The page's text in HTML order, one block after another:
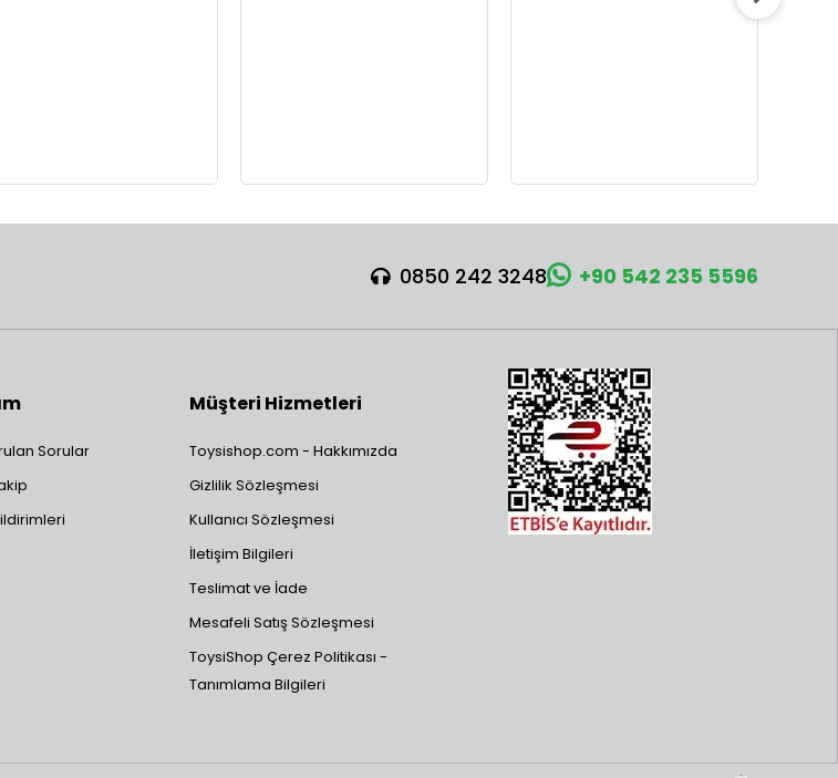
0850 242 3248 +90 542 235 5596
Sorular
Müşteri Hizmetleri
Toysishop.com - Hakkımızda
Gizlilik Sözleşmesi
Kullanıcı Sözleşmesi
İletişim Bilgileri
Teslimat ve İade
Mesafeli Satış Sözleşmesi
ToysiShop Çerez Politikası -
Tanımlama Bilgileri